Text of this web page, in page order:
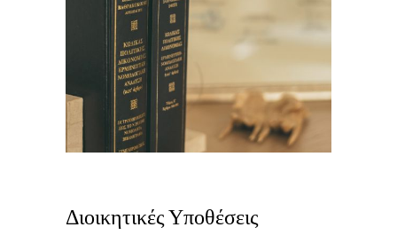
Διοικητικές Υποθέσεις